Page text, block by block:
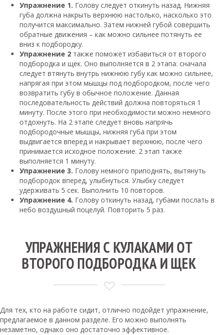
Упражнение 1. Голову следует откинуть назад. Нижняя
губа должна накрыть верхнюю настолько, насколько это
получится максимально. Затем нижней губой совершить
обратные движения – как можно сильнее потянуть ее
вниз к подбородку.
Упражнение 2 также поможет избавиться от второго
подбородка и щек. Оно выполняется в 2 этапа: сначала
следует втянуть внутрь нижнюю губу как можно сильнее,
напрягая при этом мышцы под подбородком, после чего
возвратить губу в обычное положение. Данная
последовательность действий должна повторяться 1
минуту. После этого при необходимости можно немного
отдохнуть. На 2 этапе следует вновь напрячь
подбородочные мышцы, нижняя губа при этом
выдвигается вперед и накрывает верхнюю, после чего
принимается исходное положение. 2 этап также
выполняется 1 минуту.
Упражнение 3. Голову немного приподнять, вытянуть
подбородок вперед, улыбнуться. Улыбку следует
удерживать 5 сек. Выполнить 10 повторов.
Упражнение 4. Голову откинуть назад, губами послать в
небо воздушный поцелуй. Повторить 5 раз.
УПРАЖНЕНИЯ С КУЛАКАМИ ОТ
ВТОРОГО ПОДБОРОДКА И ЩЕК
Для тех, кто на работе сидит, отлично подойдет упражнение,
предлагаемое в данном разделе. Его можно выполнять
незаметно, однако оно достаточно эффективное.